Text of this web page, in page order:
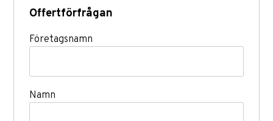
Offertförfrågan
Företagsnamn
Namn